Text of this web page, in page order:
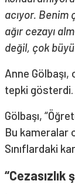
acıyor. Benim
ağır cezayı
değil, çok
Anne Gölbaşı,
tepki gösterdi.
Gölbaşı,
Bu kameralar
Sınıflardaki